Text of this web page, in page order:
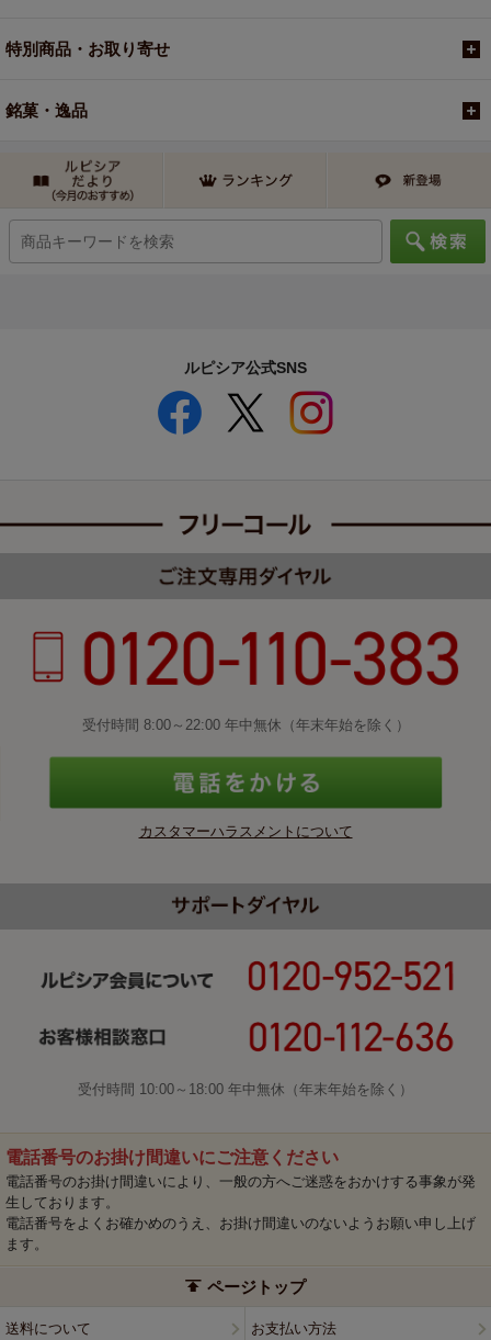
特別商品・お取り寄せ
銘菓・逸品
ルピシア公式SNS
受付時間 8:00～22:00 年中無休（年末年始を除く）
カスタマーハラスメントについて
受付時間 10:00～18:00 年中無休（年末年始を除く）
電話番号のお掛け間違いにご注意ください
電話番号のお掛け間違いにより、一般の方へご迷惑をおかけする事象が発
生しております。
電話番号をよくお確かめのうえ、お掛け間違いのないようお願い申し上げ
ます。
ページトップ
送料について お支払い方法